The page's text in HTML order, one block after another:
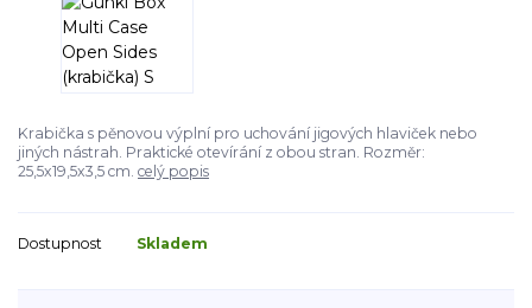
Krabička s pěnovou výplní pro uchování jigových hlaviček nebo
jiných nástrah. Praktické otevírání z obou stran. Rozměr:
25,5x19,5x3,5 cm. celý popis
Dostupnost Skladem